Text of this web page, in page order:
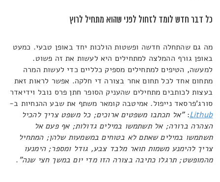
כל דבר חדש לומד לזחול לפני שהוא מתחיל לרוץ
מה גם שהתחלה חדשה ופשטות הולכות יחד באופן טבעי. כמעט
באופן גורף ההמלצה למתחילים היא לעשות את זה פשוט.
למעשה, הטיפים למתחילים מספיק כלליים כדי לעשות המרה
מתחום אחד לכל תחום אחר בצורה די חלקה. אפשר לראות זאת
בעצות לכותבים מתחילים שהעניק הסופר חתן פרס נובל וידיאדר
סורג'פרסאד נייפול. אמיטבה קומאר משתף את שבע ההנחיות ב-
Lithub
:"אל תכתבו משפטים ארוכים; כל משפט צריך להכיל
הצהרה ברורה; אל תשתמשו במילים גדולות; אף פעם אל
תשתמשו במילים שאתם לא בטוחים במשמעות שלהן; המתחיל
צריך להימנע משמות תואר מלבד צבע, גודל ומספר; הימנעו
מהמופשט; תרגלו כתיבה בצורה הזו מדי יום במשך חצי שנה".